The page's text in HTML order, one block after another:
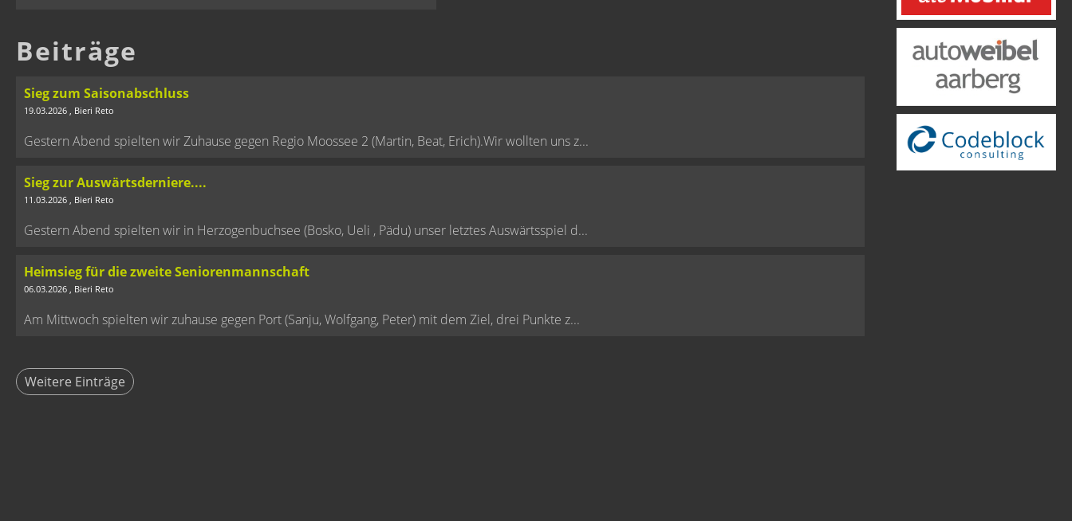
Beiträge
Sieg zum Saisonabschluss
19.03.2026 , Bieri Reto
Gestern Abend spielten wir Zuhause gegen Regio Moossee 2 (Martin, Beat, Erich).Wir wollten uns z...
Sieg zur Auswärtsderniere....
11.03.2026 , Bieri Reto
Gestern Abend spielten wir in Herzogenbuchsee (Bosko, Ueli , Pädu) unser letztes Auswärtsspiel d...
Heimsieg für die zweite Seniorenmannschaft
06.03.2026 , Bieri Reto
Am Mittwoch spielten wir zuhause gegen Port (Sanju, Wolfgang, Peter) mit dem Ziel, drei Punkte z...
Weitere Einträge